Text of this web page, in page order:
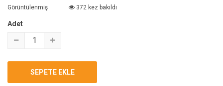
Görüntülenmiş
372 kez bakıldı
Adet